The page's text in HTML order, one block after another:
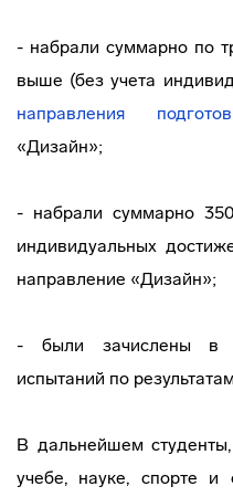
- набрали суммарно по
выше (без учета
направления
«Дизайн»;
- набрали суммарно
индивидуальных
направление «Дизайн»;
- были зачислены в
испытаний по
В дальнейшем
учебе, науке, спорте и